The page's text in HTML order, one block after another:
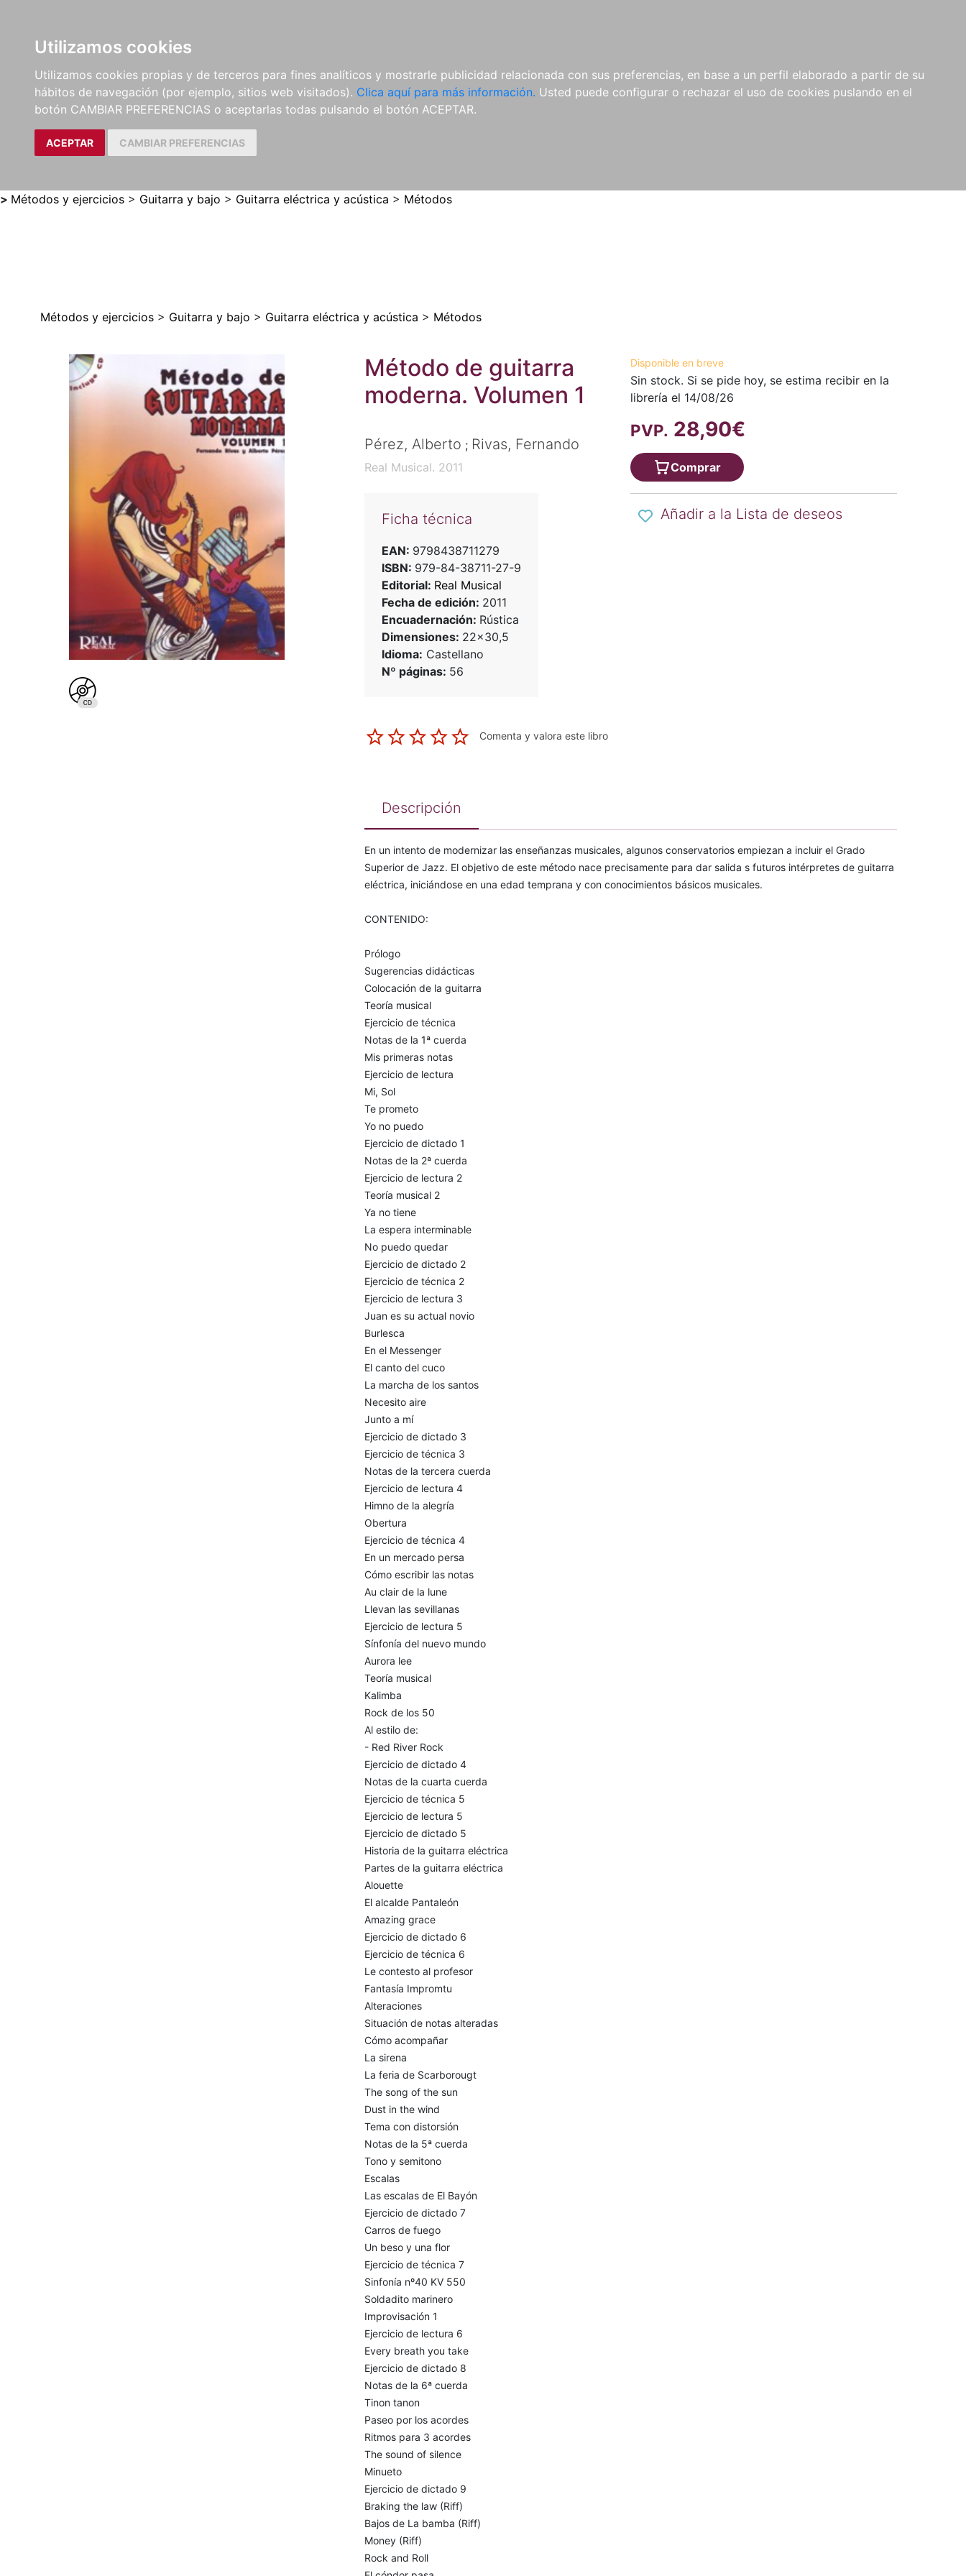
Utilizamos cookies
Utilizamos cookies propias y de terceros para fines analíticos y mostrarle publicidad relacionada con sus preferencias, en base a un perfil elaborado a partir de su
hábitos de navegación (por ejemplo, sitios web visitados). Clica aquí para más información. Usted puede configurar o rechazar el uso de cookies puslando en el
botón CAMBIAR PREFERENCIAS o aceptarlas todas pulsando el botón ACEPTAR.
ACEPTAR CAMBIAR PREFERENCIAS
LIBROS
MÉTODOS Y
EJERCICIOS
PARTITURAS Y EDICIONES
CRÍTICAS
REVISTAS
CDS Y
DVDS
MATERIAL
COMPLEMENTARIO
NOVEDADES NOTICIAS
COMPRAS
INSTITUCIONALES
> Métodos y ejercicios > Guitarra y bajo > Guitarra eléctrica y acústica > Métodos
Métodos y ejercicios > Guitarra y bajo > Guitarra eléctrica y acústica > Métodos
Método de guitarra
moderna. Volumen 1
Pérez, Alberto ; Rivas, Fernando
Real Musical. 2011
Ficha técnica
EAN: 9798438711279
ISBN: 979-84-38711-27-9
Editorial: Real Musical
Fecha de edición: 2011
Encuadernación: Rústica
Dimensiones: 22x30,5
Idioma: Castellano
Nº páginas: 56
Comenta y valora este libro
Disponible en breve
Sin stock. Si se pide hoy, se estima recibir en la
librería el 14/08/26
PVP. 28,90€
Comprar
Añadir a la Lista de deseos
Descripción
En un intento de modernizar las enseñanzas musicales, algunos conservatorios empiezan a incluir el Grado
Superior de Jazz. El objetivo de este método nace precisamente para dar salida s futuros intérpretes de guitarra
eléctrica, iniciándose en una edad temprana y con conocimientos básicos musicales.
CONTENIDO:
Prólogo
Sugerencias didácticas
Colocación de la guitarra
Teoría musical
Ejercicio de técnica
Notas de la 1ª cuerda
Mis primeras notas
Ejercicio de lectura
Mi, Sol
Te prometo
Yo no puedo
Ejercicio de dictado 1
Notas de la 2ª cuerda
Ejercicio de lectura 2
Teoría musical 2
Ya no tiene
La espera interminable
No puedo quedar
Ejercicio de dictado 2
Ejercicio de técnica 2
Ejercicio de lectura 3
Juan es su actual novio
Burlesca
En el Messenger
El canto del cuco
La marcha de los santos
Necesito aire
Junto a mí
Ejercicio de dictado 3
Ejercicio de técnica 3
Notas de la tercera cuerda
Ejercicio de lectura 4
Himno de la alegría
Obertura
Ejercicio de técnica 4
En un mercado persa
Cómo escribir las notas
Au clair de la lune
Llevan las sevillanas
Ejercicio de lectura 5
Sínfonía del nuevo mundo
Aurora lee
Teoría musical
Kalimba
Rock de los 50
Al estilo de:
- Red River Rock
Ejercicio de dictado 4
Notas de la cuarta cuerda
Ejercicio de técnica 5
Ejercicio de lectura 5
Ejercicio de dictado 5
Historia de la guitarra eléctrica
Partes de la guitarra eléctrica
Alouette
El alcalde Pantaleón
Amazing grace
Ejercicio de dictado 6
Ejercicio de técnica 6
Le contesto al profesor
Fantasía Impromtu
Alteraciones
Situación de notas alteradas
Cómo acompañar
La sirena
La feria de Scarborougt
The song of the sun
Dust in the wind
Tema con distorsión
Notas de la 5ª cuerda
Tono y semitono
Escalas
Las escalas de El Bayón
Ejercicio de dictado 7
Carros de fuego
Un beso y una flor
Ejercicio de técnica 7
Sinfonía nº40 KV 550
Soldadito marinero
Improvisación 1
Ejercicio de lectura 6
Every breath you take
Ejercicio de dictado 8
Notas de la 6ª cuerda
Tinon tanon
Paseo por los acordes
Ritmos para 3 acordes
The sound of silence
Minueto
Ejercicio de dictado 9
Braking the law (Riff)
Bajos de La bamba (Riff)
Money (Riff)
Rock and Roll